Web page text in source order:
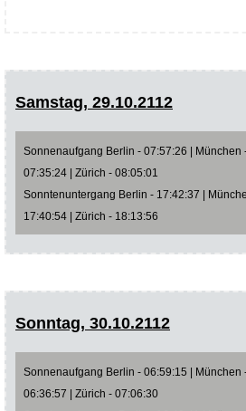
Samstag, 29.10.2112
Sonnenaufgang Berlin - 07:57:26 | München
07:35:24 | Zürich - 08:05:01
Sonntenuntergang Berlin - 17:42:37 |
17:40:54 | Zürich - 18:13:56
Sonntag, 30.10.2112
Sonnenaufgang Berlin - 06:59:15 | München
06:36:57 | Zürich - 07:06:30